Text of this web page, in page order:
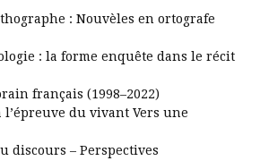
: Nouvèles en ortografe
: la forme enquête dans le récit
français (1998–2022)
l’épreuve du vivant Vers une
discours – Perspectives